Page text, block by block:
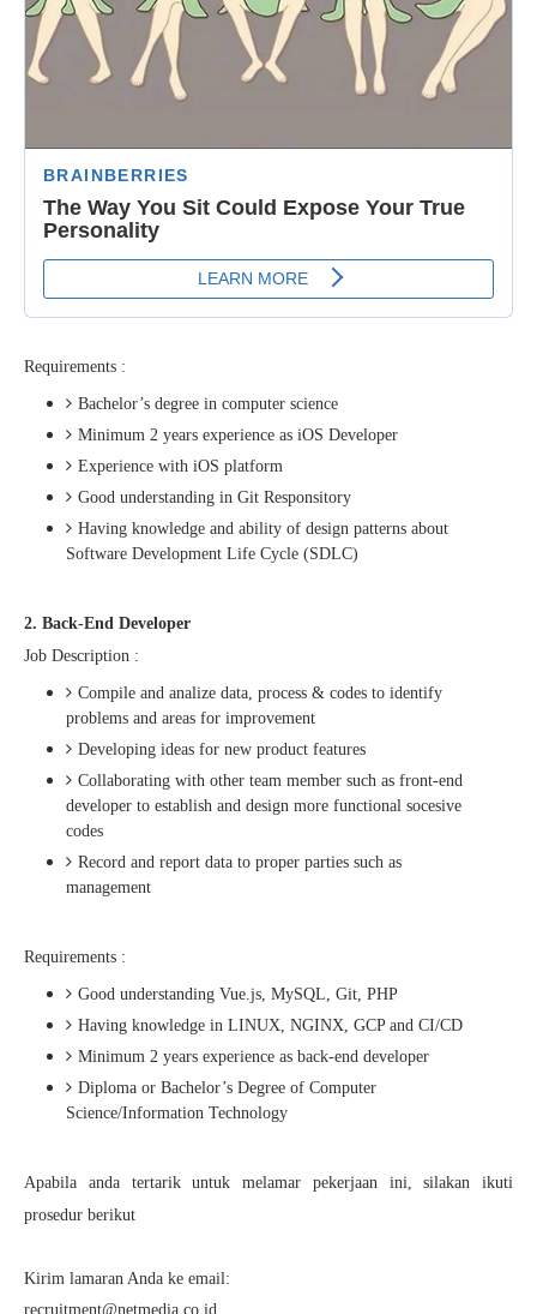
Requirements :
Bachelor’s degree in computer science
Minimum 2 years experience as iOS Developer
Experience with iOS platform
Good understanding in Git Responsitory
Having knowledge and ability of design patterns about
Software Development Life Cycle (SDLC)
2. Back-End Developer
Job Description :
Compile and analize data, process & codes to identify
problems and areas for improvement
Developing ideas for new product features
Collaborating with other team member such as front-end
developer to establish and design more functional socesive
codes
Record and report data to proper parties such as
management
Requirements :
Good understanding Vue.js, MySQL, Git, PHP
Having knowledge in LINUX, NGINX, GCP and CI/CD
Minimum 2 years experience as back-end developer
Diploma or Bachelor’s Degree of Computer
Science/Information Technology
Apabila anda tertarik untuk melamar pekerjaan ini, silakan ikuti
prosedur berikut
Kirim lamaran Anda ke email:
recruitment@netmedia.co.id